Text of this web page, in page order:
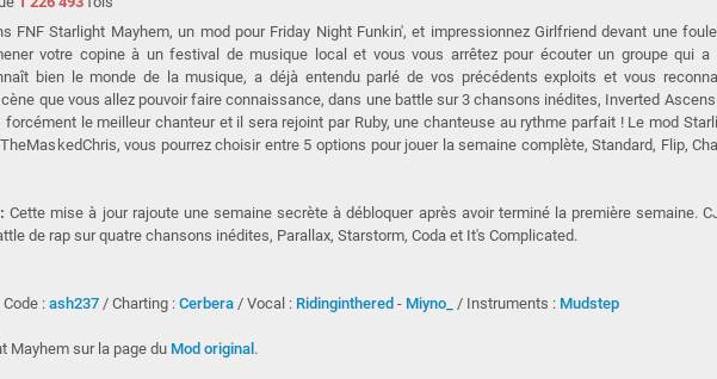
FNF Starlight Mayhem, un mod pour Friday Night Funkin', et impressionnez Girlfriend devant une
votre copine à un festival de musique local et vous vous arrêtez pour écouter un groupe qui a
bien le monde de la musique, a déjà entendu parlé de vos précédents exploits et vous
que vous allez pouvoir faire connaissance, dans une battle sur 3 chansons inédites, Inverted
le meilleur chanteur et il sera rejoint par Ruby, une chanteuse au rythme parfait ! Le mod
vous pourrez choisir entre 5 options pour jouer la semaine complète, Standard, Flip,
Cette mise à jour rajoute une semaine secrète à débloquer après avoir terminé la première semaine.
de rap sur quatre chansons inédites, Parallax, Starstorm, Coda et It's Complicated.
: ash237/ Charting : Cerbera/ Vocal : Ridinginthered - Miyno_ / Instruments : Mudstep
Mayhem sur la page du Mod original .